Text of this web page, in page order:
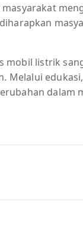
mobil listrik
Melalui
dalam